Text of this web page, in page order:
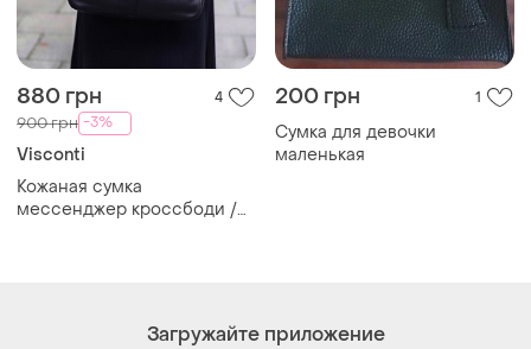
880 грн 4
900 грн -3%
Visconti
Кожаная сумка
мессенджер кроссбоди /
200 грн 1
Сумка для девочки
маленькая
Загружайте приложение